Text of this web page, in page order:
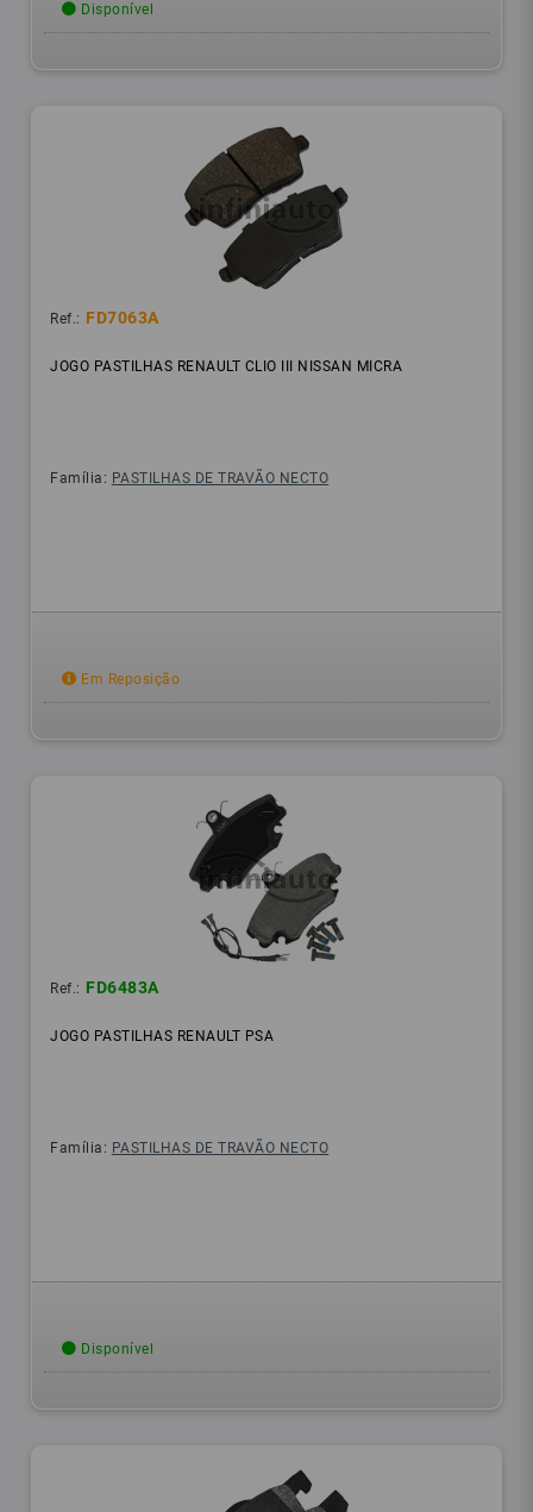
Disponível
Ref.: FD7063A
JOGO PASTILHAS RENAULT CLIO III NISSAN MICRA
Família: PASTILHAS DE TRAVÃO NECTO
Em Reposição
Ref.: FD6483A
JOGO PASTILHAS RENAULT PSA
Família: PASTILHAS DE TRAVÃO NECTO
Disponível